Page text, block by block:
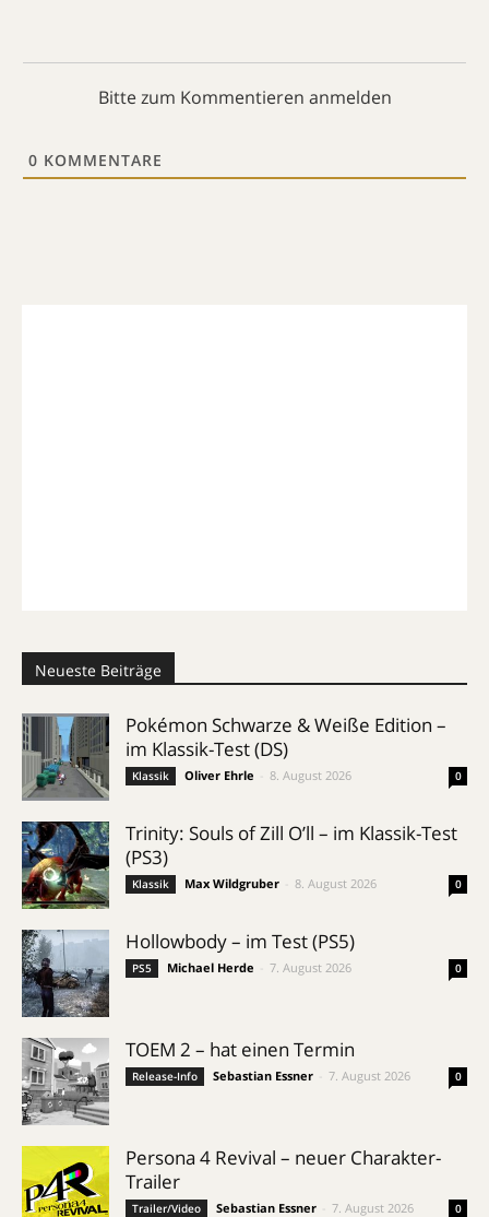
Bitte zum Kommentieren anmelden
0 KOMMENTARE
Neueste Beiträge
Pokémon Schwarze & Weiße Edition –
im Klassik-Test (DS)
Klassik Oliver Ehrle 8. August 2026 0
Trinity: Souls of Zill O’ll – im Klassik-Test
(PS3)
Klassik Max Wildgruber 8. August 2026 0
Hollowbody – im Test (PS5)
PS5 Michael Herde 7. August 2026 0
TOEM 2 – hat einen Termin
Release-Info Sebastian Essner 7. August 2026 0
Persona 4 Revival – neuer Charakter-
Trailer
Trailer/Video Sebastian Essner 7. August 2026 0